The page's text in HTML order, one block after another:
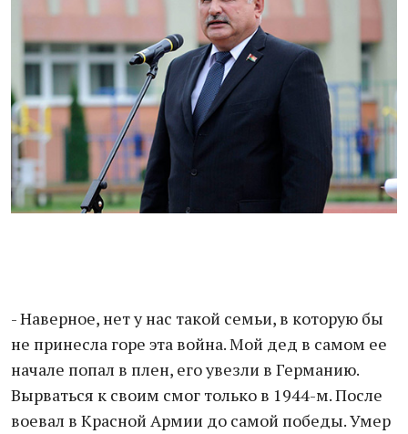
- Наверное, нет у нас такой семьи, в которую бы
не принесла горе эта война. Мой дед в самом ее
начале попал в плен, его увезли в Германию.
Вырваться к своим смог только в 1944-м. После
воевал в Красной Армии до самой победы. Умер